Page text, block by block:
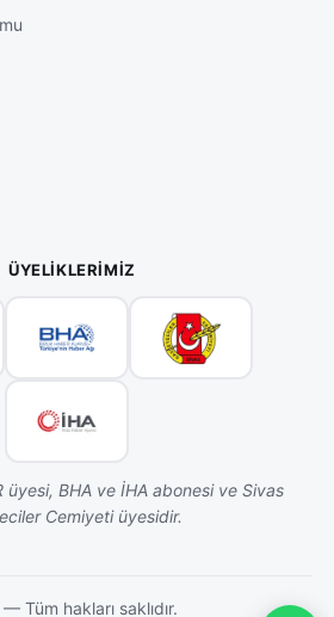
ÜYELIKLERIMIZ
üyesi, BHA ve İHA abonesi ve Sivas
Cemiyeti üyesidir.
Tüm hakları saklıdır.